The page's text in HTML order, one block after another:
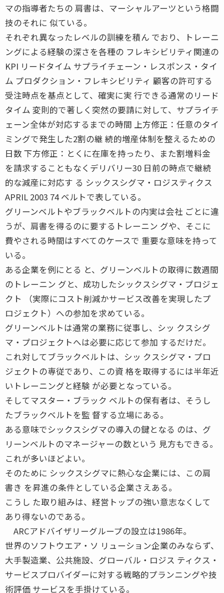
マの指導者たちの 肩書は、マーシャルアーツという格闘
技のそれに 似ている。
それぞれ異なったレベルの訓練を積ん でおり、トレーニ
ングによる経験の深さを各種の フレキシビリティ関連の
KPI リードタイム サプライチェーン・レスポンス・タイ
ム プロダクション・フレキシビリティ 顧客の許可する
受注時点を基点として、確実に実 行できる通常のリード
タイム 変則的で著しく突然の要請に対して、サプライチ
ェーン全体が対応するまでの時間 上方修正：任意のタイ
ミングで発生した2割の継 続的増産体制を整えるための
日数 下方修正：とくに在庫を持ったり、また割増料金
を請求することもなくデリバリー30 日前の時点で継続
的な減産に対応す る シックスシグマ・ロジスティクス
APRIL 2003 74 ベルトで表している。
グリーンベルトやブラックベルトの内実は会社 ごとに違
うが、肩書を得るのに要するトレーニン グや、そこに
費やされる時間はすべてのケースで 重要な意味を持って
いる。
ある企業を例にとる と、グリーンベルトの取得に数週間
のトレーニン グと、成功したシックスシグマ・プロジェ
クト （実際にコスト削減かサービス改善を実現したプ
ロジェクト）への参加を求めている。
グリーンベルトは通常の業務に従事し、シッ クスシグ
マ・プロジェクトへは必要に応じて参加 するだけだ。
これ対してブラックベルトは、シッ クスシグマ・プロ
ジェクトの専従であり、この資 格を取得するには半年近
いトレーニングと経験 が必要となっている。
そしてマスター・ブラック ベルトの保有者は、そうし
たブラックベルトを監 督する立場にある。
ある意味でシックスシグマの導入の鍵となる のは、グ
リーンベルトのマネージャーの数という 見方もできる。
これが多いほどよい。
そのために シックスシグマに熱心な企業には、この肩
書き を昇進の条件としている企業さえある。
こうし た取り組みは、経営トップの強い意志なくして
あり得ないのである。
ARCアドバイザリーグループの設立は1986年。
世界のソフトウエア・ソ リューション企業のみならず、
大手製造業、公共施設、グローバル・ロジス ティクス・
サービスプロバイダーに対する戦略的プランニングや技
術評価 サービスを手掛けている。